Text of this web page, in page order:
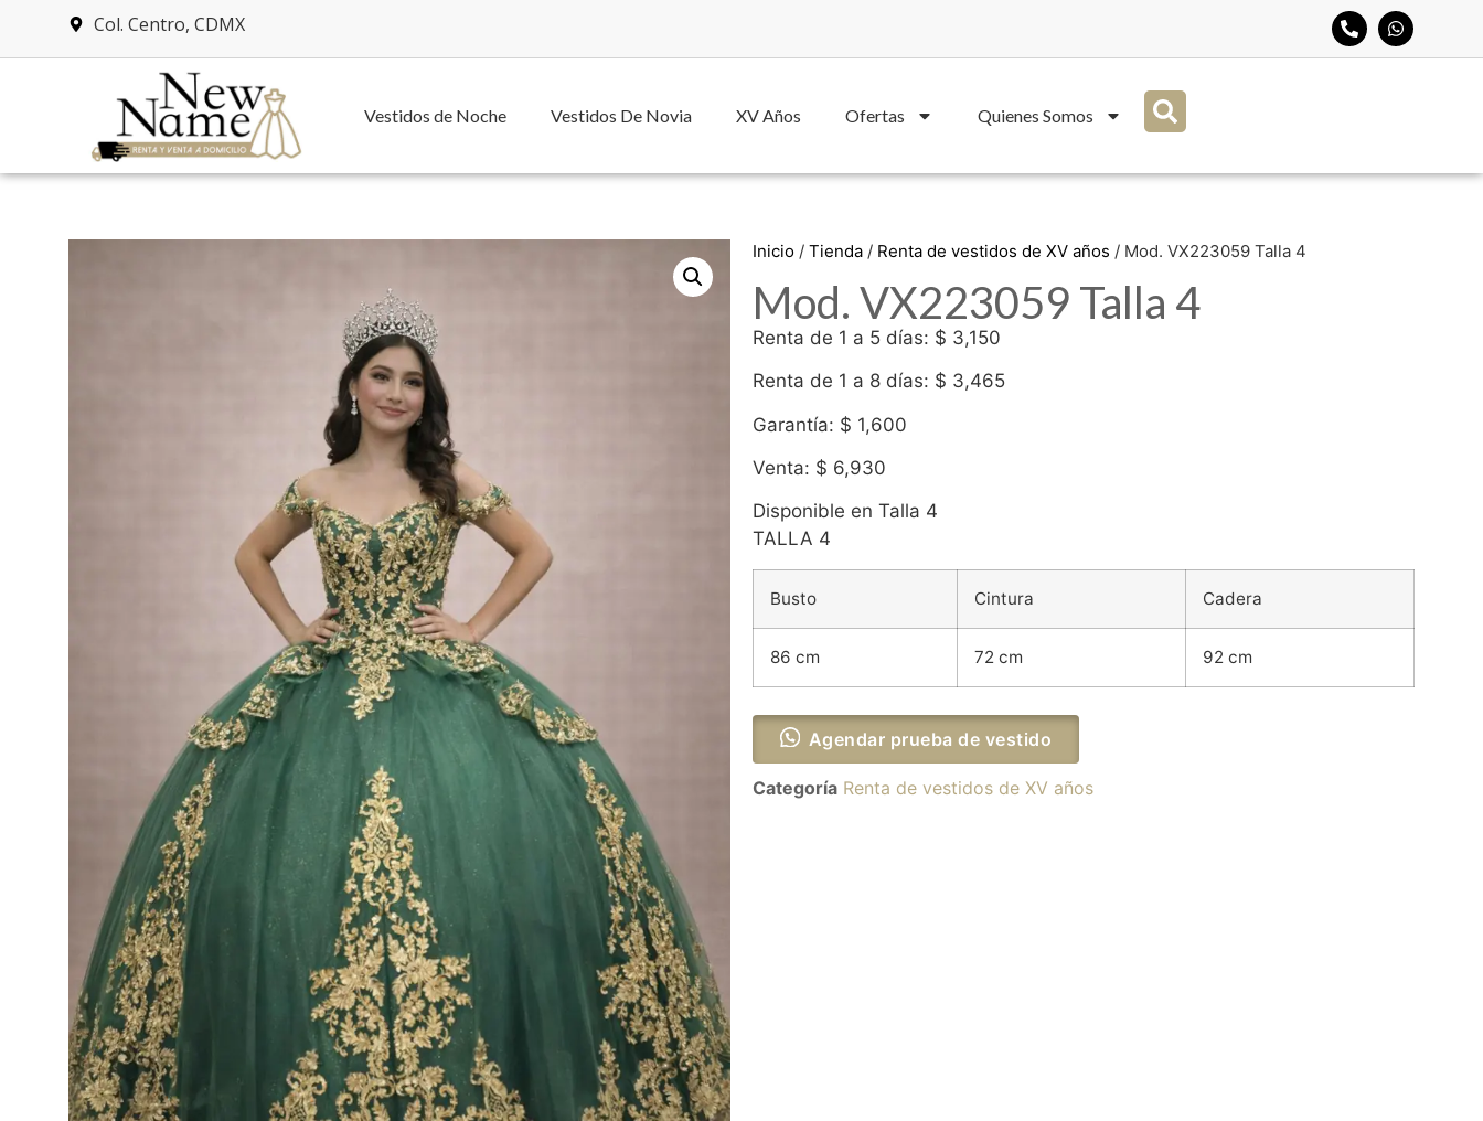
Col. Centro, CDMX
Vestidos de Noche Vestidos De Novia XV Años Ofertas Quienes Somos
Inicio / Tienda / Renta de vestidos de XV años / Mod. VX223059 Talla 4
Mod. VX223059 Talla 4
Renta de 1 a 5 días: $ 3,150
Renta de 1 a 8 días: $ 3,465
Garantía: $ 1,600
Venta: $ 6,930
Disponible en Talla 4
TALLA 4
Busto Cintura Cadera
86 cm 72 cm 92 cm
Agendar prueba de vestido
Categoría Renta de vestidos de XV años